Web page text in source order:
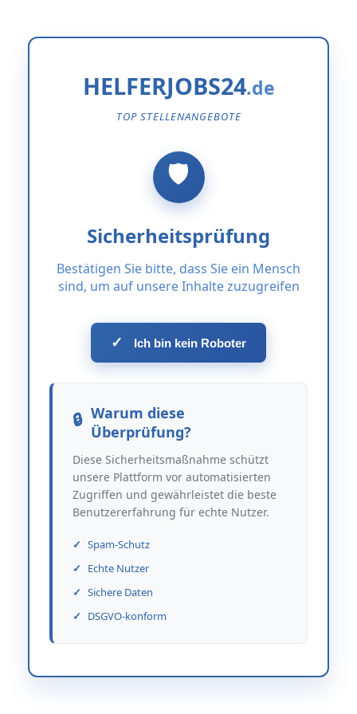
HELFERJOBS24
TOP STELLENANGEBOTE
Sicherheitsprüfung
Bestätigen Sie bitte, dass Sie ein Mensch
sind, um auf unsere Inhalte zuzugreifen
✓ Ich bin kein Roboter
Warum diese
Überprüfung?
Diese Sicherheitsmaßnahme schützt
unsere Plattform vor automatisierten
Zugriffen und gewährleistet die beste
Benutzererfahrung für echte Nutzer.
Spam-Schutz
Echte Nutzer
Sichere Daten
DSGVO-konform